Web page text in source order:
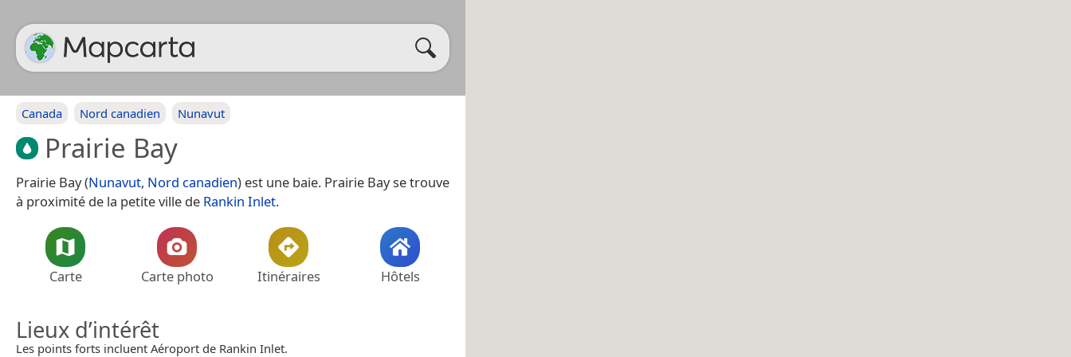
Canada Nord canadien Nunavut
Prairie Bay
Prairie Bay (Nunavut, Nord canadien) est une baie. Prairie Bay se trouve
à proximité de la petite ville de Rankin Inlet.
Carte Carte photo Itinéraires Hôtels
Lieux d’intérêt
Les points forts incluent Aéroport de Rankin Inlet.